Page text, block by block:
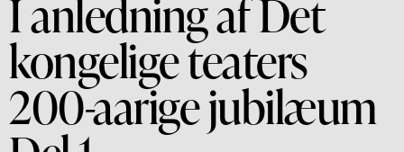
I anledning af Det
kongelige teaters
200-aarige jubilæum